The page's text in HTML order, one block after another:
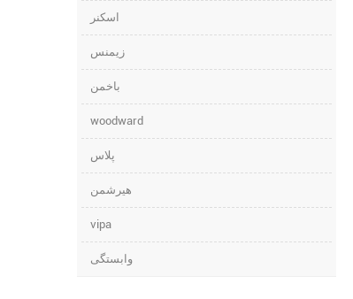
اسکنر
زیمنس
باخمن
woodward
پلاس
هیرشمن
vipa
وابستگی